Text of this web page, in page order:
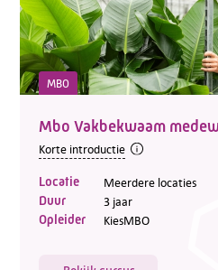
MBO
Mbo Vakbekwaam
Korte introductie
Locatie Meerdere locaties
Duur 3 jaar
Opleider KiesMBO